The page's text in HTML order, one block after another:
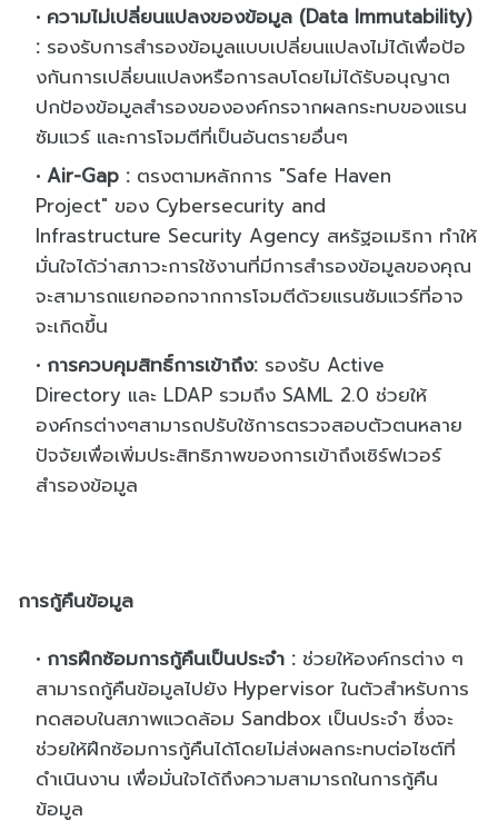
ความไม่เปลี่ยนแปลงของข้อมูล (Data Immutability)
: รองรับการสำรองข้อมูลแบบเปลี่ยนแปลงไม่ได้เพื่อป้อ
งกันการเปลี่ยนแปลงหรือการลบโดยไม่ได้รับอนุญาต
ปกป้องข้อมูลสำรองขององค์กรจากผลกระทบของแรน
ซัมแวร์ และการโจมตีที่เป็นอันตรายอื่นๆ
Air-Gap : ตรงตามหลักการ "Safe Haven
Project" ของ Cybersecurity and
Infrastructure Security Agency สหรัฐอเมริกา ทำให้
มั่นใจได้ว่าสภาวะการใช้งานที่มีการสำรองข้อมูลของคุณ
จะสามารถแยกออกจากการโจมตีด้วยแรนซัมแวร์ที่อาจ
จะเกิดขึ้น
การควบคุมสิทธิ์การเข้าถึง: รองรับ Active
Directory และ LDAP รวมถึง SAML 2.0 ช่วยให้
องค์กรต่างๆสามารถปรับใช้การตรวจสอบตัวตนหลาย
ปัจจัยเพื่อเพิ่มประสิทธิภาพของการเข้าถึงเซิร์ฟเวอร์
สำรองข้อมูล
การกู้คืนข้อมูล
การฝึกซ้อมการกู้คืนเป็นประจำ : ช่วยให้องค์กรต่าง ๆ
สามารถกู้คืนข้อมูลไปยัง Hypervisorในตัวสำหรับการ
ทดสอบในสภาพแวดล้อม Sandbox เป็นประจำ ซึ่งจะ
ช่วยให้ฝึกซ้อมการกู้คืนได้โดยไม่ส่งผลกระทบต่อไซต์ที่
ดำเนินงาน เพื่อมั่นใจได้ถึงความสามารถในการกู้คืน
ข้อมูล